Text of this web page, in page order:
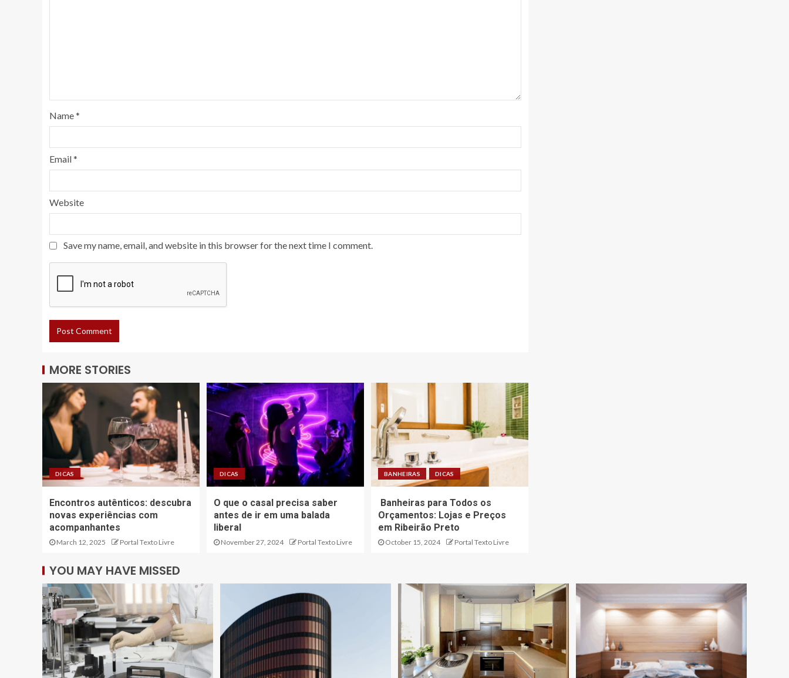
Name*
Email*
Website
Save my name, email, and website in this browser for the next time I comment.
MORE STORIES
DICAS
Encontros autênticos: descubra
novas experiências com
acompanhantes
March 12, 2025 Portal Texto Livre
DICAS
O que o casal precisa saber
antes de ir em uma balada
liberal
November 27, 2024 Portal Texto Livre
BANHEIRAS DICAS
Banheiras para Todos os
Orçamentos: Lojas e Preços
em Ribeirão Preto
October 15, 2024 Portal Texto Livre
YOU MAY HAVE MISSED